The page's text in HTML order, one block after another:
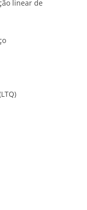
linear de